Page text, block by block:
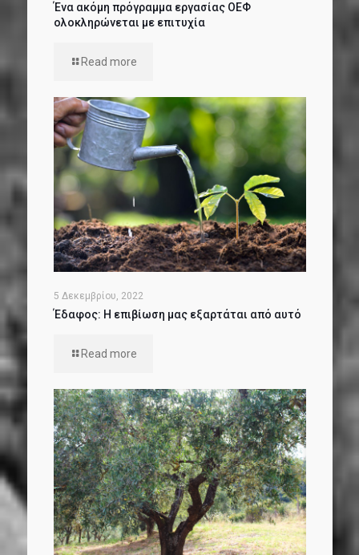
Ένα ακόμη πρόγραμμα εργασίας ΟΕΦ
ολοκληρώνεται με επιτυχία
Read more
5 Δεκεμβρίου, 2022
Έδαφος: Η επιβίωση μας εξαρτάται από αυτό
Read more